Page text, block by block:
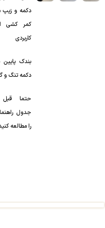
دکمه و
کمر کشی
کاربردی
بندک پایین
دکمه تنگ و
حتما قبل
جدول
را مطالعه